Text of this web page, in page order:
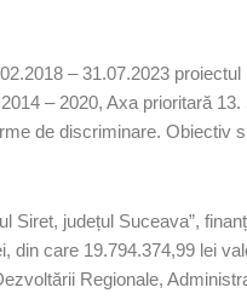
– 31.07.2023 proiectul
– 2020, Axa prioritară
de discriminare.
Siret, județul Suceava”,
din care 19.794.374,99 lei
Regionale,